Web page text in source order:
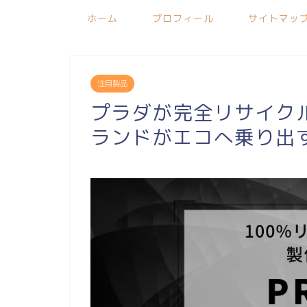
ホーム プロフィール サイトマッ
注目製品
プラダが完全リサイ
ランドがエコへ乗り出